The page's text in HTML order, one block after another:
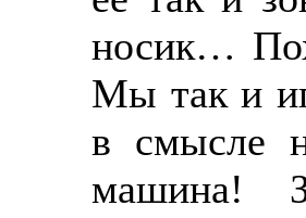
носик…
Мы так и
в смысле
машина!